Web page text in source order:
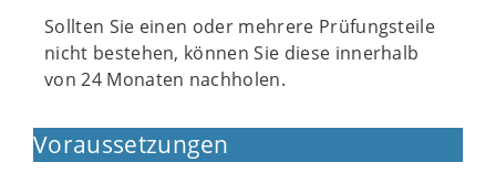
Sollten Sie einen oder mehrere Prüfungsteile
nicht bestehen, können Sie diese innerhalb
von 24 Monaten nachholen.
Voraussetzungen